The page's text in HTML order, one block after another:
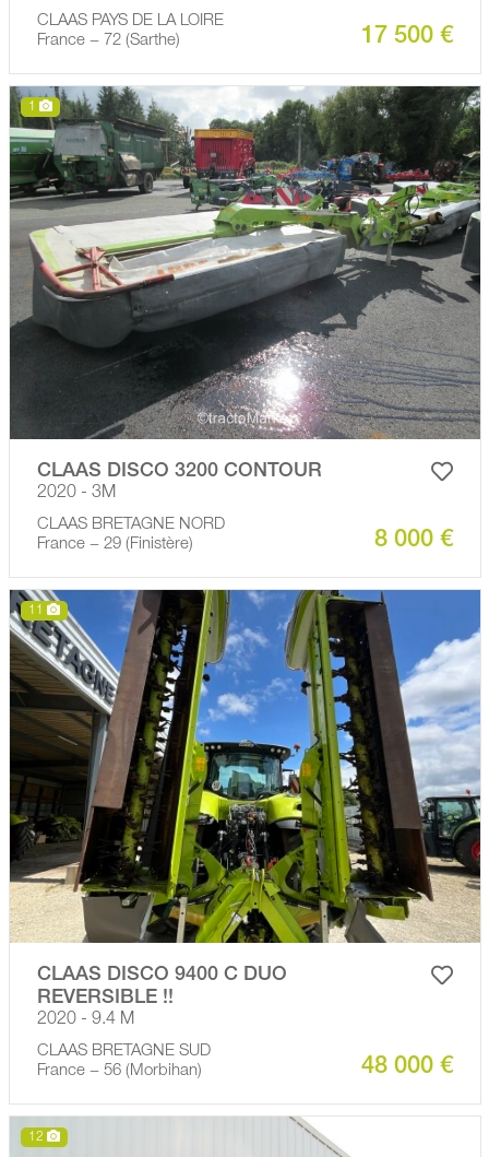
CLAAS PAYS DE LA LOIRE
France − 72 (Sarthe)
17 500 €
1
CLAAS DISCO 3200 CONTOUR
2020 - 3M
CLAAS BRETAGNE NORD
France − 29 (Finistère)
8 000 €
11
CLAAS DISCO 9400 C DUO
REVERSIBLE !!
2020 - 9.4 M
CLAAS BRETAGNE SUD
France − 56 (Morbihan)
48 000 €
12